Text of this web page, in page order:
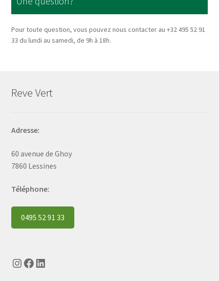
Pour toute question, vous pouvez nous contacter au +32 495 52 91
33 du lundi au samedi, de 9h à 18h.
Reve Vert
Adresse:
60 avenue de Ghoy
7860 Lessines
Téléphone:
0495 52 91 33
Instagram
Facebook
LinkedIn